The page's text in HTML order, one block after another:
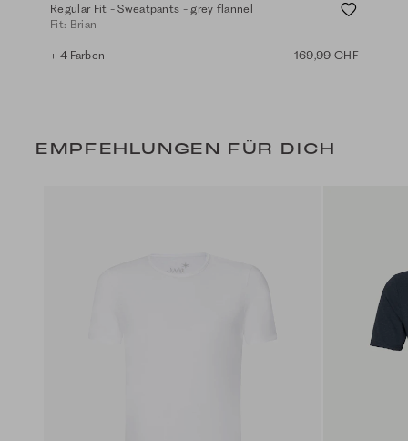
Regular Fit - Sweatpants - grey flannel
Fit: Brian
+ 4 Farben 169,99 CHF
EMPFEHLUNGEN FÜR DICH